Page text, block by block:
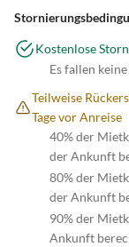
Kostenlose
Es fallen
Teilweise
Tage vor Anreise
40% der
der Ankunft
80% der
der Ankunft
90% der
Ankunft